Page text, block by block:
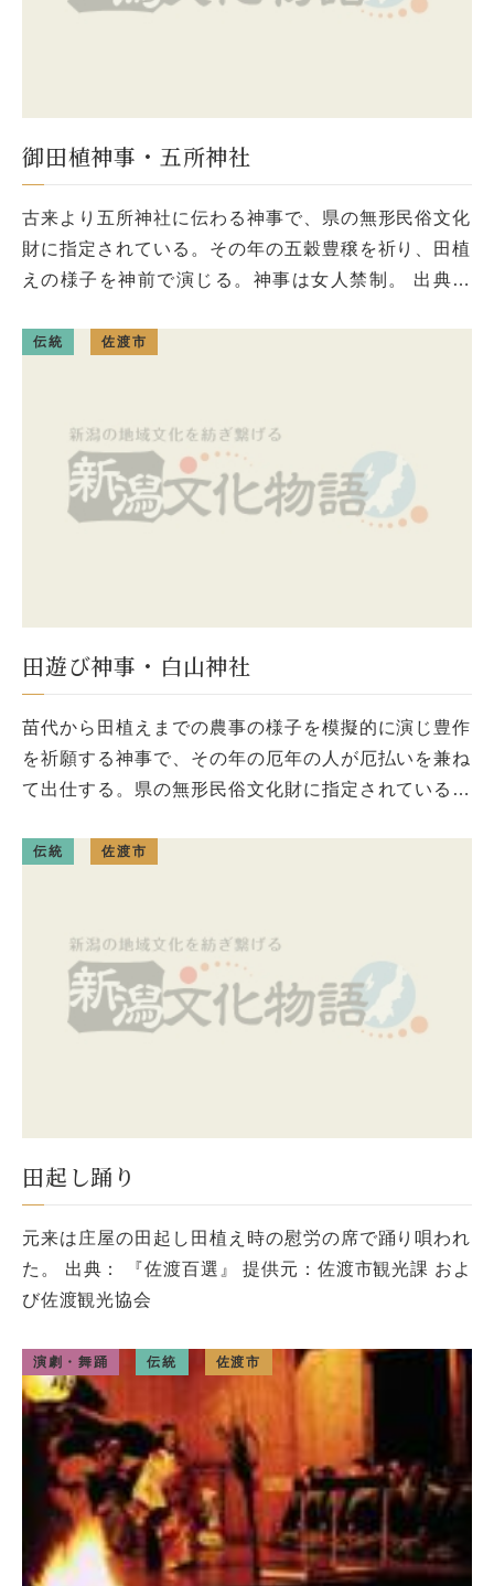
御田植神事・五所神社
古来より五所神社に伝わる神事で、県の無形民俗文化
財に指定されている。その年の五穀豊穣を祈り、田植
えの様子を神前で演じる。神事は女人禁制。 出典：
協会
伝統 佐渡市
田遊び神事・白山神社
苗代から田植えまでの農事の様子を模擬的に演じ豊作
を祈願する神事で、その年の厄年の人が厄払いを兼ね
て出仕する。県の無形民俗文化財に指定されている。
渡観光協会
伝統 佐渡市
田起し踊り
元来は庄屋の田起し田植え時の慰労の席で踊り唄われ
た。 出典： 『佐渡百選』 提供元：佐渡市観光課 およ
び佐渡観光協会
演劇・舞踊 伝統 佐渡市